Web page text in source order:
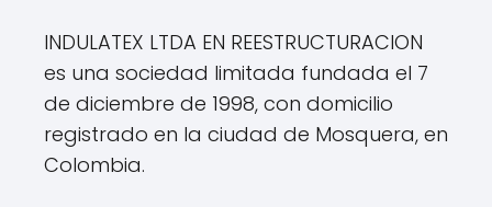
INDULATEX LTDA EN REESTRUCTURACION
es una sociedad limitada fundada el 7
de diciembre de 1998, con domicilio
registrado en la ciudad de Mosquera, en
Colombia.